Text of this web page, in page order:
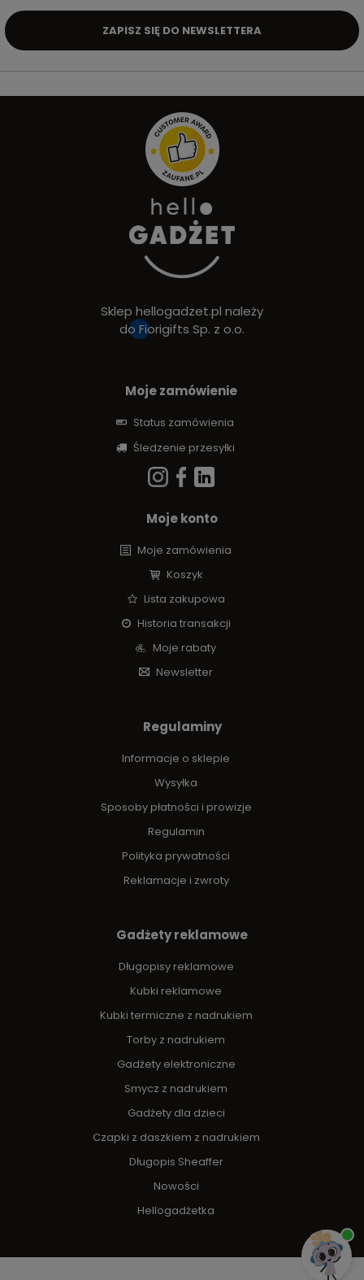
ZAPISZ SIĘ DO NEWSLETTERA
Sklep hellogadzet.pl należy
do Fiorigifts Sp. z o.o.
Moje zamówienie
Status zamówienia
Śledzenie przesyłki
Moje konto
Moje zamówienia
Koszyk
Lista zakupowa
Historia transakcji
Moje rabaty
Newsletter
Regulaminy
Informacje o sklepie
Wysyłka
Sposoby płatności i prowizje
Regulamin
Polityka prywatności
Reklamacje i zwroty
Gadżety reklamowe
Długopisy reklamowe
Kubki reklamowe
Kubki termiczne z nadrukiem
Torby z nadrukiem
Gadżety elektroniczne
Smycz z nadrukiem
Gadżety dla dzieci
Czapki z daszkiem z nadrukiem
Długopis Sheaffer
Nowości
Hellogadżetka